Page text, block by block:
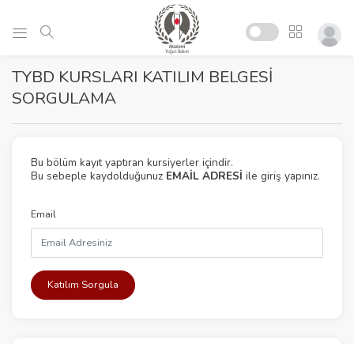
TYBD KURSLARI KATILIM BELGESİ
SORGULAMA
Bu bölüm kayıt yaptıran kursiyerler içindir.
Bu sebeple kaydolduğunuz EMAİL ADRESİ ile giriş yapınız.
Email
Katılım Sorgula